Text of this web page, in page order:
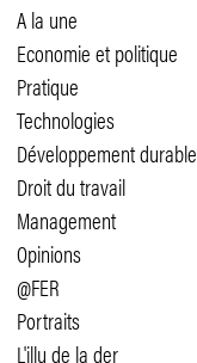
A la une
Economie et politique
Pratique
Technologies
Développement durable
Droit du travail
Management
Opinions
@FER
Portraits
L'illu de la der